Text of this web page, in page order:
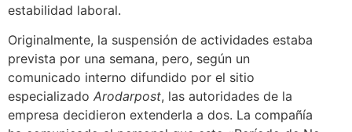
estabilidad laboral.
Originalmente, la suspensión de actividades estaba
prevista por una semana, pero, según un
comunicado interno difundido por el sitio
especializado Arodarpost, las autoridades de la
empresa decidieron extenderla a dos. La compañía